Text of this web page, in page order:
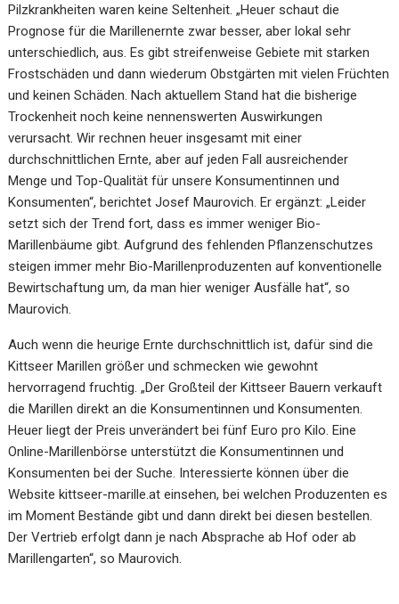
Pilzkrankheiten waren keine Seltenheit. „Heuer schaut die
Prognose für die Marillenernte zwar besser, aber lokal sehr
unterschiedlich, aus. Es gibt streifenweise Gebiete mit starken
Frostschäden und dann wiederum Obstgärten mit vielen Früchten
und keinen Schäden. Nach aktuellem Stand hat die bisherige
Trockenheit noch keine nennenswerten Auswirkungen
verursacht. Wir rechnen heuer insgesamt mit einer
durchschnittlichen Ernte, aber auf jeden Fall ausreichender
Menge und Top-Qualität für unsere Konsumentinnen und
Konsumenten“, berichtet Josef Maurovich. Er ergänzt: „Leider
setzt sich der Trend fort, dass es immer weniger Bio-
Marillenbäume gibt. Aufgrund des fehlenden Pflanzenschutzes
steigen immer mehr Bio-Marillenproduzenten auf konventionelle
Bewirtschaftung um, da man hier weniger Ausfälle hat“, so
Maurovich.
Auch wenn die heurige Ernte durchschnittlich ist, dafür sind die
Kittseer Marillen größer und schmecken wie gewohnt
hervorragend fruchtig. „Der Großteil der Kittseer Bauern verkauft
die Marillen direkt an die Konsumentinnen und Konsumenten.
Heuer liegt der Preis unverändert bei fünf Euro pro Kilo. Eine
Online-Marillenbörse unterstützt die Konsumentinnen und
Konsumenten bei der Suche. Interessierte können über die
Website kittseer-marille.at einsehen, bei welchen Produzenten es
im Moment Bestände gibt und dann direkt bei diesen bestellen.
Der Vertrieb erfolgt dann je nach Absprache ab Hof oder ab
Marillengarten“, so Maurovich.